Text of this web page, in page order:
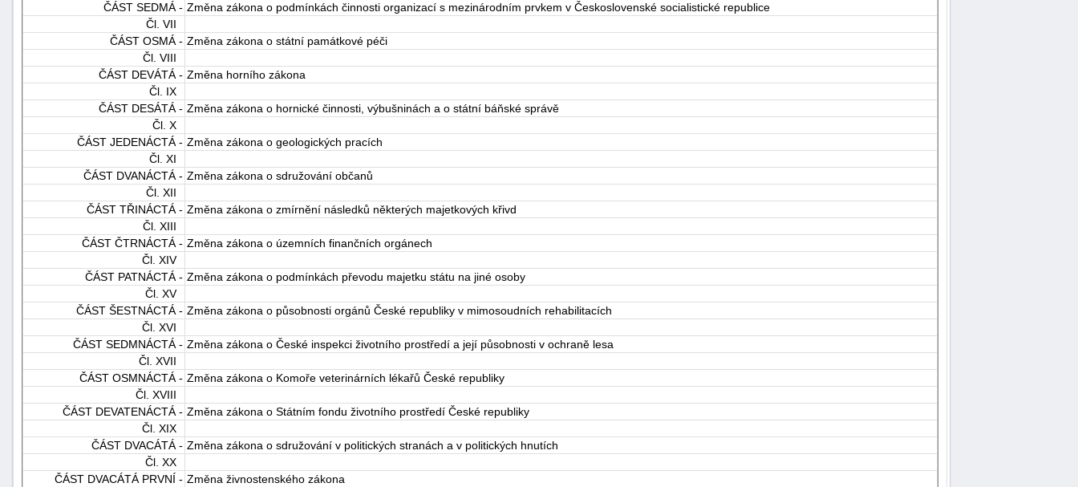
ČÁST SEDMÁ - Změna zákona o podmínkách činnosti organizací s mezinárodním prvkem v Československé socialistické republice
Čl. VII
ČÁST OSMÁ - Změna zákona o státní památkové péči
Čl. VIII
ČÁST DEVÁTÁ - Změna horního zákona
Čl. IX
ČÁST DESÁTÁ - Změna zákona o hornické činnosti, výbušninách a o státní báňské správě
Čl. X
ČÁST JEDENÁCTÁ - Změna zákona o geologických pracích
Čl. XI
ČÁST DVANÁCTÁ - Změna zákona o sdružování občanů
Čl. XII
ČÁST TŘINÁCTÁ - Změna zákona o zmírnění následků některých majetkových křivd
Čl. XIII
ČÁST ČTRNÁCTÁ - Změna zákona o územních finančních orgánech
Čl. XIV
ČÁST PATNÁCTÁ - Změna zákona o podmínkách převodu majetku státu na jiné osoby
Čl. XV
ČÁST ŠESTNÁCTÁ - Změna zákona o působnosti orgánů České republiky v mimosoudních rehabilitacích
Čl. XVI
ČÁST SEDMNÁCTÁ - Změna zákona o České inspekci životního prostředí a její působnosti v ochraně lesa
Čl. XVII
ČÁST OSMNÁCTÁ - Změna zákona o Komoře veterinárních lékařů České republiky
Čl. XVIII
ČÁST DEVATENÁCTÁ - Změna zákona o Státním fondu životního prostředí České republiky
Čl. XIX
ČÁST DVACÁTÁ - Změna zákona o sdružování v politických stranách a v politických hnutích
Čl. XX
ČÁST DVACÁTÁ PRVNÍ - Změna živnostenského zákona